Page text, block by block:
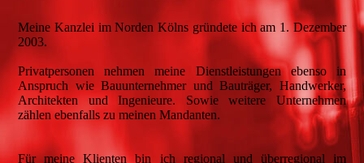
Meine Kanzlei im Norden Kölns gründete ich am 1. Dezember
2003.
Privatpersonen nehmen meine Dienstleistungen ebenso in
Anspruch wie Bauunternehmer und Bauträger, Handwerker,
Architekten und Ingenieure. Sowie weitere Unternehmen
zählen ebenfalls zu meinen Mandanten.
Für meine Klienten bin ich regional und überregional im